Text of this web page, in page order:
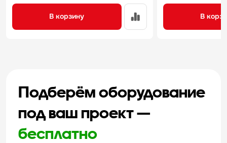
В корзину В
Подберём оборудование
под ваш проект —
бесплатно